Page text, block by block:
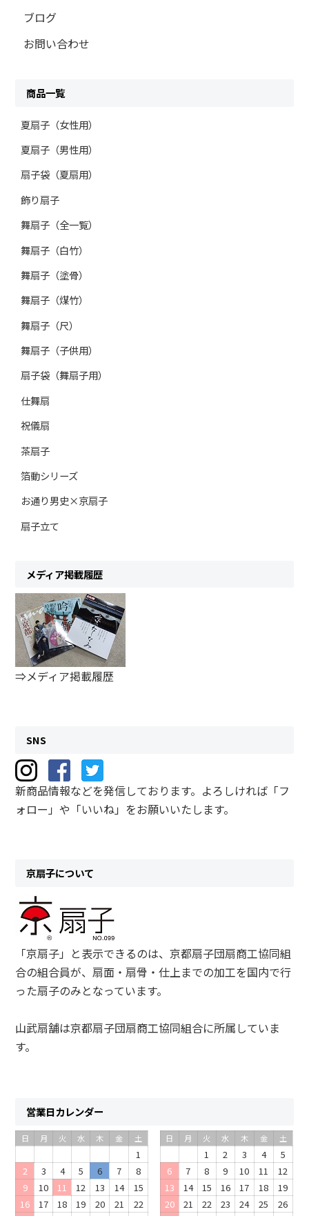
ブログ
お問い合わせ
商品一覧
夏扇子（女性用）
夏扇子（男性用）
扇子袋（夏扇用）
飾り扇子
舞扇子（全一覧）
舞扇子（白竹）
舞扇子（塗骨）
舞扇子（煤竹）
舞扇子（尺）
舞扇子（子供用）
扇子袋（舞扇子用）
仕舞扇
祝儀扇
茶扇子
箔動シリーズ
お通り男史×京扇子
扇子立て
メディア掲載履歴
⇒メディア掲載履歴
SNS
新商品情報などを発信しております。よろしければ「フ
ォロー」や「いいね」をお願いいたします。
京扇子について
「京扇子」と表示できるのは、京都扇子団扇商工協同組
合の組合員が、扇面・扇骨・仕上までの加工を国内で行
った扇子のみとなっています。
山武扇舗は京都扇子団扇商工協同組合に所属していま
す。
営業日カレンダー
日 月 火 水 木 金 土
1
2
3 4 5 6 7
8
9
10 11 12 13 14
15
16
17 18 19 20 21
22
日 月 火 水 木 金 土
1 2 3 4
5
6
7 8 9 10 11
12
13
14 15 16 17 18
19
20
21 22 23 24 25
26